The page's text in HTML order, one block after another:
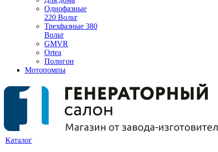
Однофазные
220 Вольт
Трехфазные 380
Вольт
GMVR
Ortea
Полигон
Мотопомпы
Каталог